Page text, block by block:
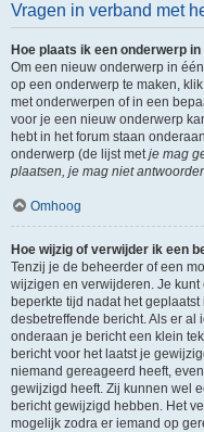
Vragen in verband met
Hoe plaats ik een onderwerp
Om een nieuw onderwerp in
op een onderwerp te maken,
met onderwerpen of in een
voor je een nieuw onderwerp
hebt in het forum staan
onderwerp (de lijst metje mag
plaatsen, je mag niet
Omhoog
Hoe wijzig of verwijder ik een
Tenzij je de beheerder of een
wijzigen en verwijderen. Je
beperkte tijd nadat het
desbetreffende bericht. Als er al
onderaan je bericht een klein
bericht voor het laatst je
niemand gereageerd heeft,
gewijzigd heeft. Zij kunnen wel
bericht gewijzigd hebben. Het
mogelijk zodra er iemand op